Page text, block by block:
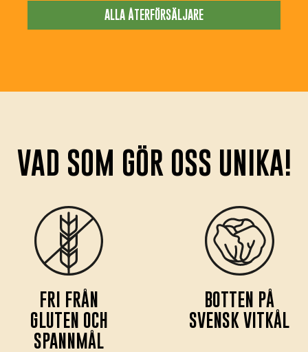
ALLA ÅTERFÖRSÄLJARE
VAD SOM GÖR OSS UNIKA!
FRI FRÅN
GLUTEN OCH
SPANNMÅL
BOTTEN PÅ
SVENSK VITKÅL